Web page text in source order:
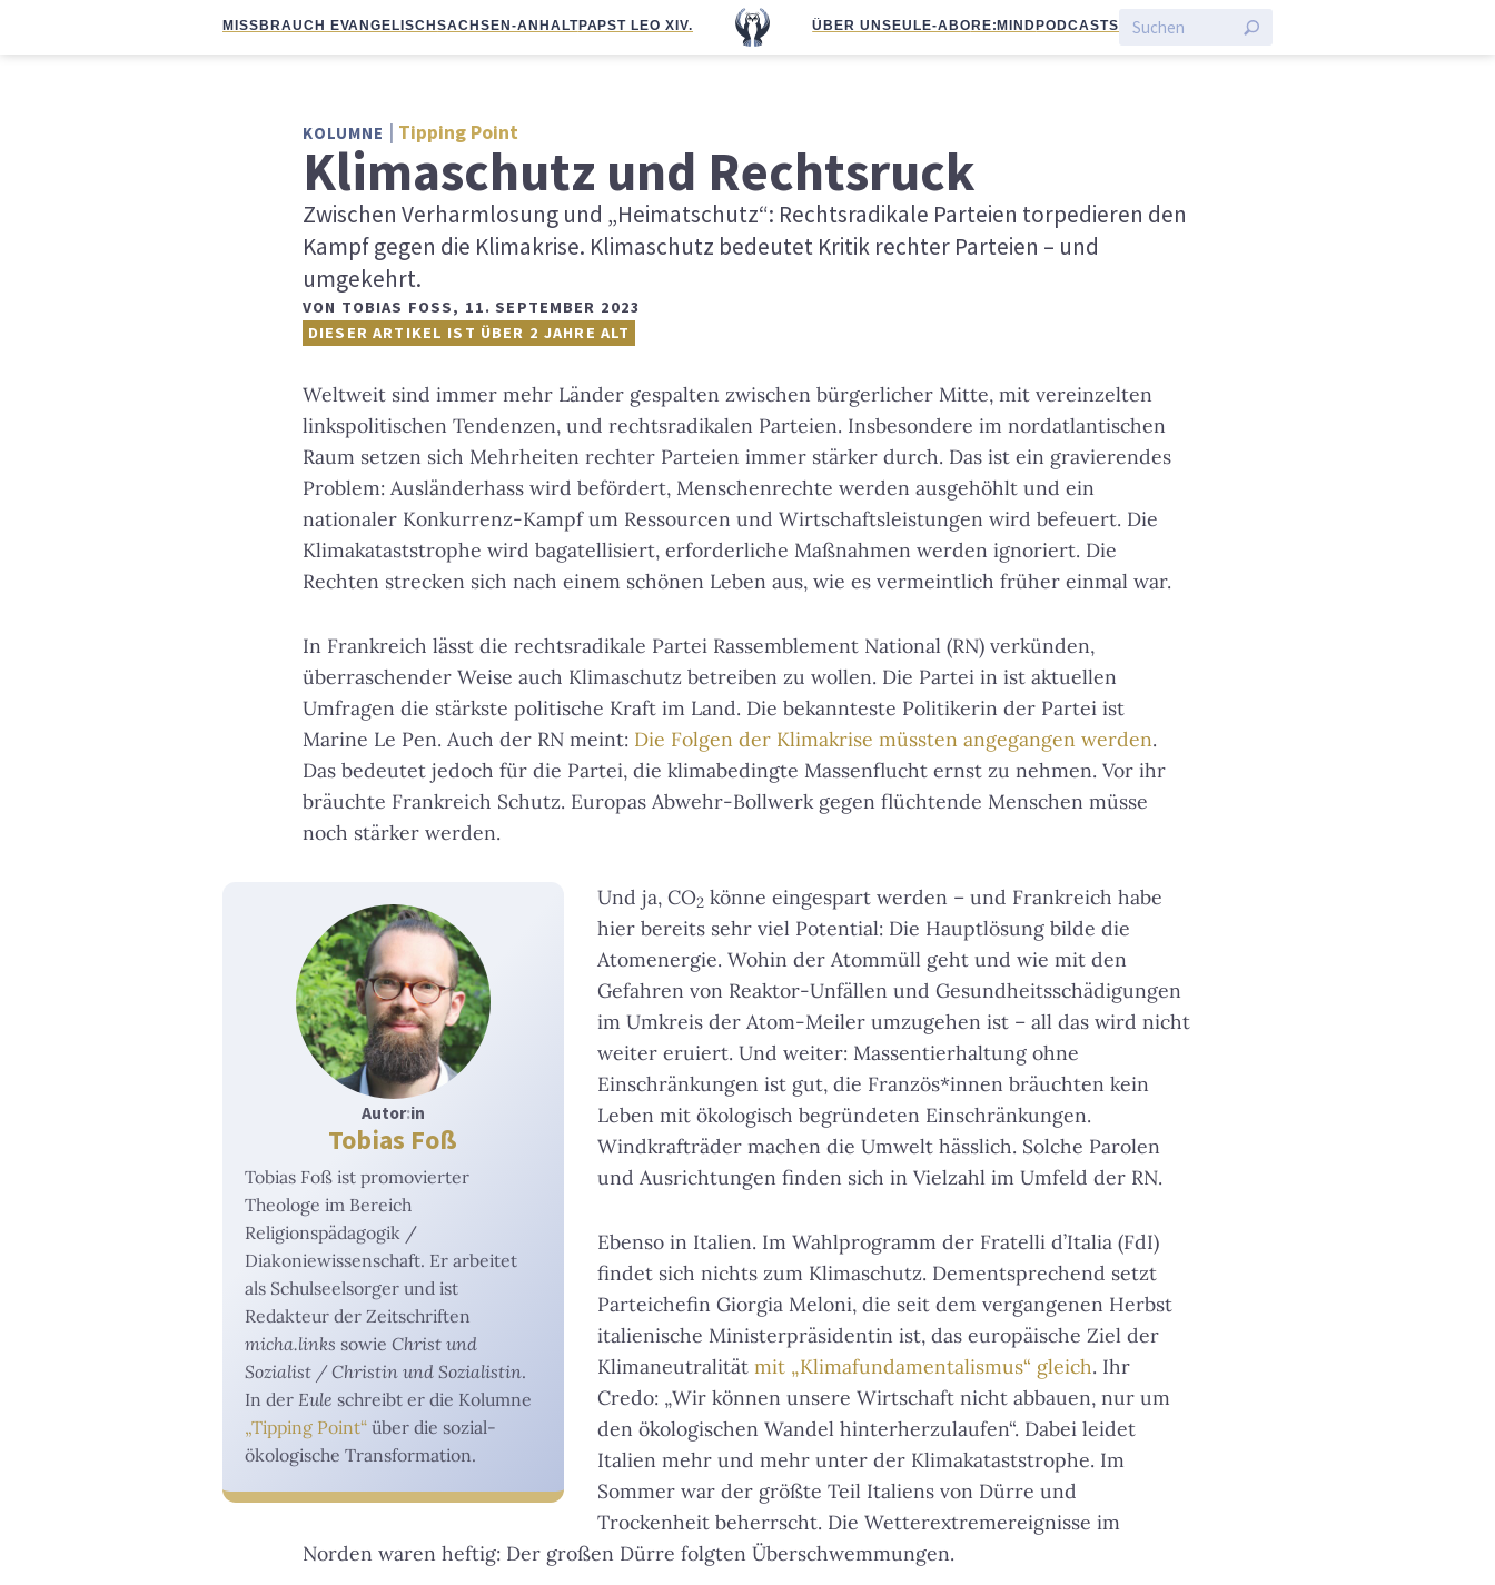
MISSBRAUCH EVANGELISCHSACHSEN-ANHALTPAPST LEO XIV. ÜBER UNS EULE-ABO RE:MIND PODCASTS
KOLUMNE Tipping Point
Klimaschutz und Rechtsruck
Zwischen Verharmlosung und „Heimatschutz“: Rechtsradikale Parteien torpedieren den
Kampf gegen die Klimakrise. Klimaschutz bedeutet Kritik rechter Parteien – und
umgekehrt.
VON TOBIAS FOSS , 11. SEPTEMBER 2023
DIESER ARTIKEL IST ÜBER 2 JAHRE ALT
Weltweit sind immer mehr Länder gespalten zwischen bürgerlicher Mitte, mit vereinzelten
linkspolitischen Tendenzen, und rechtsradikalen Parteien. Insbesondere im nordatlantischen
Raum setzen sich Mehrheiten rechter Parteien immer stärker durch. Das ist ein gravierendes
Problem: Ausländerhass wird befördert, Menschenrechte werden ausgehöhlt und ein
nationaler Konkurrenz-Kampf um Ressourcen und Wirtschaftsleistungen wird befeuert. Die
Klimakataststrophe wird bagatellisiert, erforderliche Maßnahmen werden ignoriert. Die
Rechten strecken sich nach einem schönen Leben aus, wie es vermeintlich früher einmal war.
In Frankreich lässt die rechtsradikale Partei Rassemblement National (RN) verkünden,
überraschender Weise auch Klimaschutz betreiben zu wollen. Die Partei in ist aktuellen
Umfragen die stärkste politische Kraft im Land. Die bekannteste Politikerin der Partei ist
Marine Le Pen. Auch der RN meint: Die Folgen der Klimakrise müssten angegangen werden.
Das bedeutet jedoch für die Partei, die klimabedingte Massenflucht ernst zu nehmen. Vor ihr
bräuchte Frankreich Schutz. Europas Abwehr-Bollwerk gegen flüchtende Menschen müsse
noch stärker werden.
Autor:in
Tobias Foß
Tobias Foß ist promovierter
Theologe im Bereich
Religionspädagogik /
Diakoniewissenschaft. Er arbeitet
als Schulseelsorger und ist
Redakteur der Zeitschriften
micha.links sowie Christ und
Sozialist / Christin und Sozialistin.
In der Eule schreibt er die Kolumne
„Tipping Point“ über die sozial-
ökologische Transformation.
Und ja, CO2 könne eingespart werden – und Frankreich habe
hier bereits sehr viel Potential: Die Hauptlösung bilde die
Atomenergie. Wohin der Atommüll geht und wie mit den
Gefahren von Reaktor-Unfällen und Gesundheitsschädigungen
im Umkreis der Atom-Meiler umzugehen ist – all das wird nicht
weiter eruiert. Und weiter: Massentierhaltung ohne
Einschränkungen ist gut, die Französ*innen bräuchten kein
Leben mit ökologisch begründeten Einschränkungen.
Windkrafträder machen die Umwelt hässlich. Solche Parolen
und Ausrichtungen finden sich in Vielzahl im Umfeld der RN.
Ebenso in Italien. Im Wahlprogramm der Fratelli d’Italia (FdI)
findet sich nichts zum Klimaschutz. Dementsprechend setzt
Parteichefin Giorgia Meloni, die seit dem vergangenen Herbst
italienische Ministerpräsidentin ist, das europäische Ziel der
Klimaneutralität mit „Klimafundamentalismus“ gleich. Ihr
Credo: „Wir können unsere Wirtschaft nicht abbauen, nur um
den ökologischen Wandel hinterherzulaufen“. Dabei leidet
Italien mehr und mehr unter der Klimakataststrophe. Im
Sommer war der größte Teil Italiens von Dürre und
Trockenheit beherrscht. Die Wetterextremereignisse im
Norden waren heftig: Der großen Dürre folgten Überschwemmungen.